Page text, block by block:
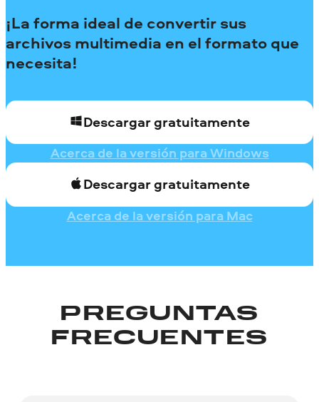
¡La forma ideal de convertir sus
archivos multimedia en el formato que
necesita!
Descargar gratuitamente
Acerca de la versión para Windows
Descargar gratuitamente
Acerca de la versión para Mac
PREGUNTAS
FRECUENTES